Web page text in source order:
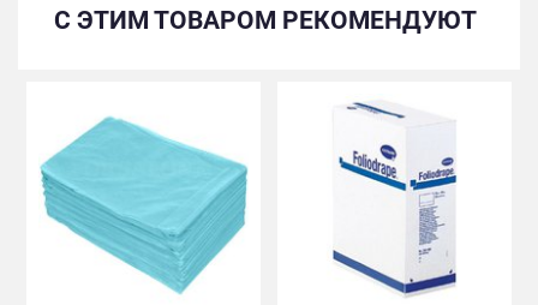
С ЭТИМ ТОВАРОМ РЕКОМЕНДУЮТ